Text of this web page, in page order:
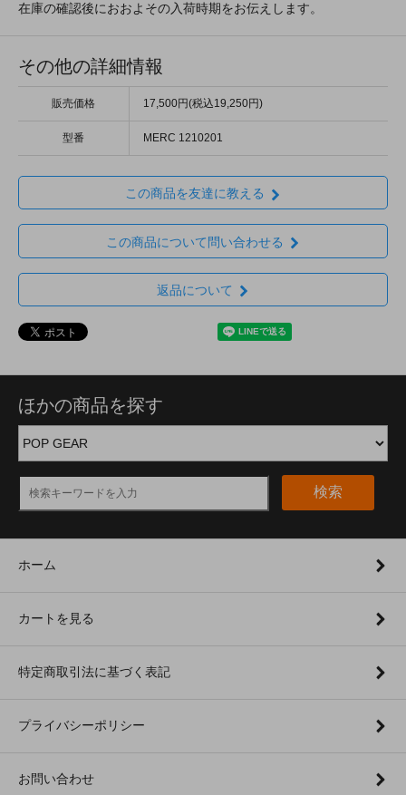
在庫の確認後におおよその入荷時期をお伝えします。
その他の詳細情報
販売価格 17,500円(税込19,250円)
型番 MERC 1210201
この商品を友達に教える
この商品について問い合わせる
返品について
ほかの商品を探す
検索
ホーム
カートを見る
特定商取引法に基づく表記
プライバシーポリシー
お問い合わせ